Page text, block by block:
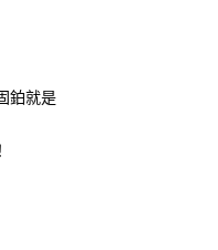
鉑就是